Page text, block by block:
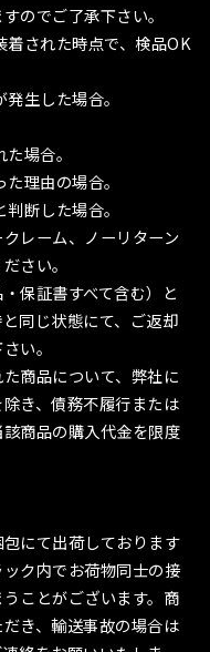
のでご了承下さい。
着された時点で、検品OK
生した場合。
場合。
理由の場合。
断した場合。
レーム、ノーリターン
さい。
保証書すべて含む）と
同じ状態にて、ご返却
い。
商品について、弊社に
き、債務不履行または
商品の購入代金を限度
にて出荷しております
ク内でお荷物同士の接
ことがございます。商
き、輸送事故の場合は